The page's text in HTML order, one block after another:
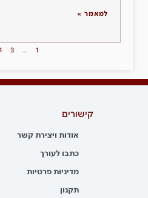
למאמר »
1
…
3
קישורים
אודות ויצירת קשר
כתבו לעורך
מדיניות פרטיות
תקנון